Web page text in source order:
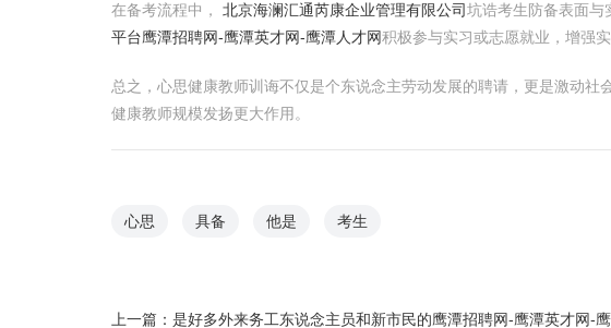
在备考流程中， 北京海澜汇通芮康企业管理有限公司坑诰考生防备表面与
平台鹰潭招聘网-鹰潭英才网-鹰潭人才网积极参与实习或志愿就业，增强
总之，心思健康教师训诲不仅是个东说念主劳动发展的聘请，更是激动
健康教师规模发扬更大作用。
心思 具备 他是 考生
上一篇： 是好多外来务工东说念主员和新市民的鹰潭招聘网-鹰潭英才网-